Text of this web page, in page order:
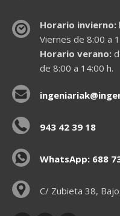
Horario invierno:
Viernes de 8:00 a
Horario verano:
de 8:00 a 14:00 h.
943 42 39 18
WhatsApp: 688
C/ Zubieta 38,